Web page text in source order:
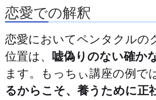
恋愛での解釈
恋愛においてペンタクルの
位置は、
嘘偽りのない確か
ます。もっちぃ講座の例で
るからこそ、養うために正